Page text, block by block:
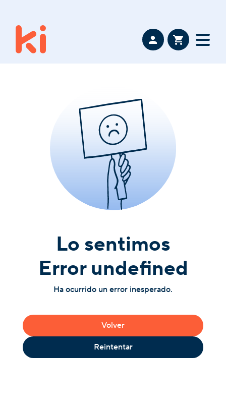
Lo sentimos
Error undefined
Ha ocurrido un error inesperado.
Volver
Reintentar